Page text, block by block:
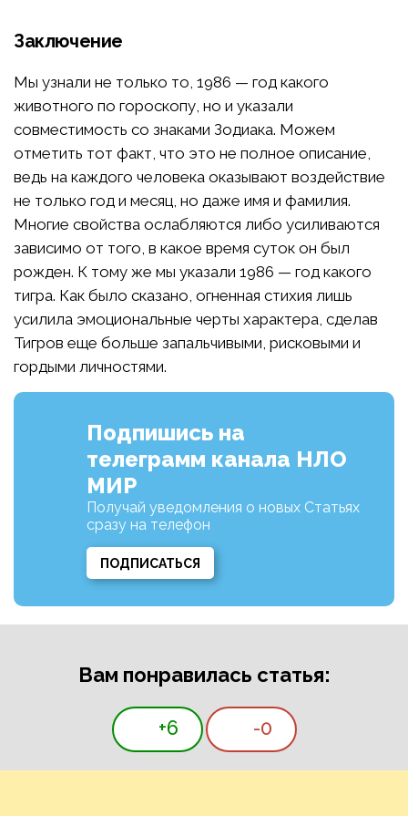
Заключение
Мы узнали не только то, 1986 — год какого
животного по гороскопу, но и указали
совместимость со знаками Зодиака. Можем
отметить тот факт, что это не полное описание,
ведь на каждого человека оказывают воздействие
не только год и месяц, но даже имя и фамилия.
Многие свойства ослабляются либо усиливаются
зависимо от того, в какое время суток он был
рожден. К тому же мы указали 1986 — год какого
тигра. Как было сказано, огненная стихия лишь
усилила эмоциональные черты характера, сделав
Тигров еще больше запальчивыми, рисковыми и
гордыми личностями.
Подпишись на
телеграмм канала НЛО
МИР
Получай уведомления о новых Статьях
сразу на телефон
ПОДПИСАТЬСЯ
Вам понравилась статья:
+6 -0